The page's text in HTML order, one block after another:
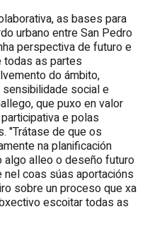
as bases para
urbano entre San Pedro
perspectiva de futuro e
todas as partes
do ámbito,
social e
que puxo en valor
e polas
"Trátase de que os
na planificación
algo alleo o deseño futuro
coas súas aportacións
sobre un proceso que xa
escoitar todas as